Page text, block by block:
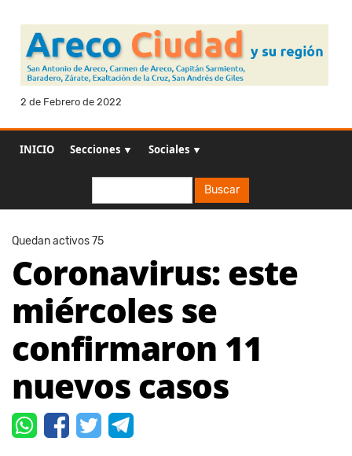
2 de Febrero de 2022
INICIO Secciones ▼ Sociales ▼
Buscar
Quedan activos 75
Coronavirus: este
miércoles se
confirmaron 11
nuevos casos